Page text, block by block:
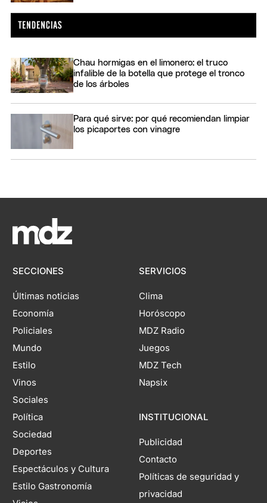
Chau hormigas en el limonero: el truco
infalible de la botella que protege el tronco
de los árboles
Para qué sirve: por qué recomiendan limpiar
los picaportes con vinagre
SECCIONES
Últimas noticias
Economía
Policiales
Mundo
Estilo
Vinos
Sociales
Política
Sociedad
Deportes
Espectáculos y Cultura
Estilo Gastronomía
SERVICIOS
Clima
Horóscopo
MDZ Radio
Juegos
MDZ Tech
Napsix
INSTITUCIONAL
Publicidad
Contacto
Políticas de seguridad y
privacidad